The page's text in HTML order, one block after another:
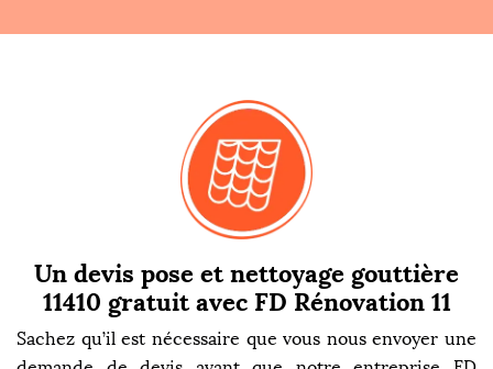
Un devis pose et nettoyage gouttière
11410 gratuit avec FD Rénovation 11
Sachez qu’il est nécessaire que vous nous envoyer une